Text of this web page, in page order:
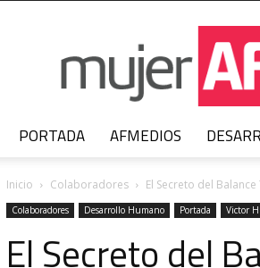
PORTADA AFMEDIOS
Inicio Colaboradores El Secreto del
Colaboradores Desarrollo Humano Portada Victor
El Secreto del